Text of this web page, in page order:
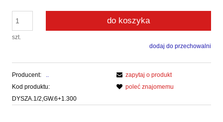
szt.
do koszyka
dodaj do przechowalni
Producent:
Kod produktu:
DYSZA.1/2,GW.6+1.300
zapytaj o produkt
poleć znajomemu